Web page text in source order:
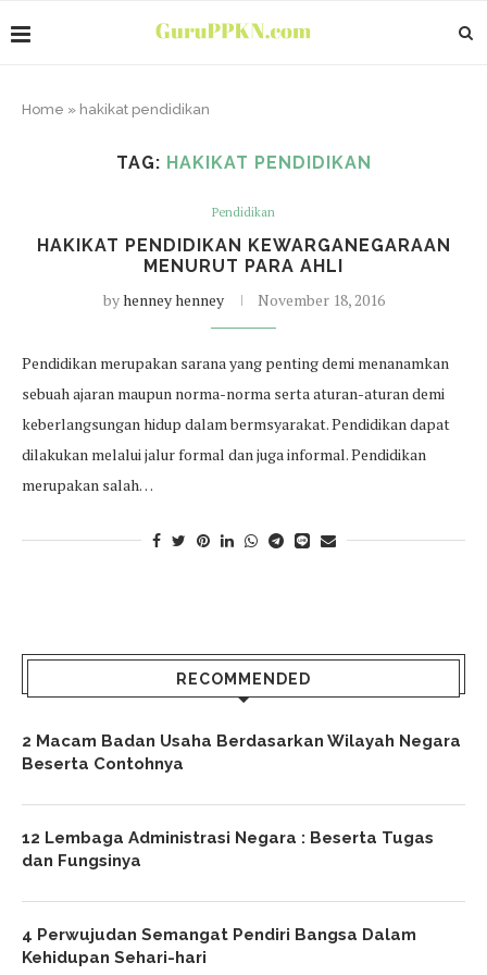
Home » hakikat pendidikan
TAG: HAKIKAT PENDIDIKAN
Pendidikan
HAKIKAT PENDIDIKAN KEWARGANEGARAAN
MENURUT PARA AHLI
byhenney henney November 18, 2016
Pendidikan merupakan sarana yang penting demi menanamkan
sebuah ajaran maupun norma-norma serta aturan-aturan demi
keberlangsungan hidup dalam bermsyarakat. Pendidikan dapat
dilakukan melalui jalur formal dan juga informal. Pendidikan
merupakan salah…
RECOMMENDED
2 Macam Badan Usaha Berdasarkan Wilayah Negara
Beserta Contohnya
12 Lembaga Administrasi Negara : Beserta Tugas
dan Fungsinya
4 Perwujudan Semangat Pendiri Bangsa Dalam
Kehidupan Sehari-hari